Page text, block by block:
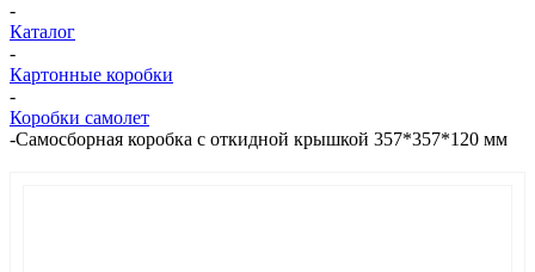
-
Каталог
-
Картонные коробки
-
Коробки самолет
-Самосборная коробка с откидной крышкой 357*357*120 мм